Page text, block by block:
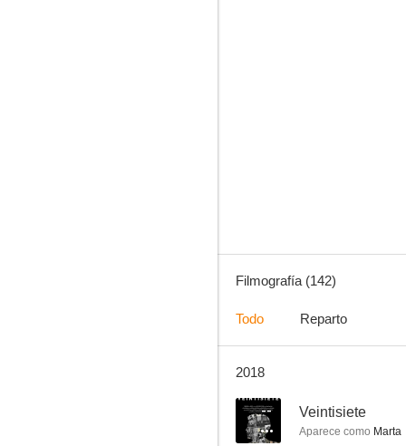
Fortunata y Jacinta
8.3
Filmografía (142)
Todo Reparto
2018
-- Veintisiete
Aparece como Marta